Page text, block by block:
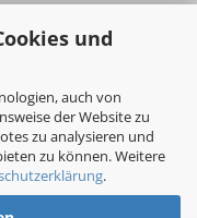
und
auch von
der Website zu
zu analysieren und
zu können. Weitere
.